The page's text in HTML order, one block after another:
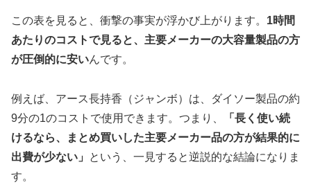
この表を見ると、衝撃の事実が浮かび上がります。 1時間
あたりのコストで見ると、主要メーカーの大容量製品の方
が圧倒的に安いんです。
例えば、アース長持香（ジャンボ）は、ダイソー製品の約
9分の1のコストで使用できます。つまり、
「長く使い続
けるなら、まとめ買いした主要メーカー品の方が結果的に
出費が少ない」
という、一見すると逆説的な結論になりま
す。